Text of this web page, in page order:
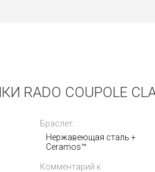
RADO COUPOLE
Браслет:
Нержавеющая сталь +
Ceramos™
Комментарий к